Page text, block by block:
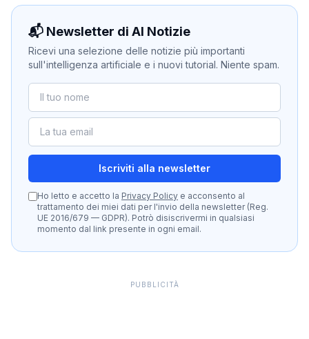
📬 Newsletter di AI Notizie
Ricevi una selezione delle notizie più importanti
sull'intelligenza artificiale e i nuovi tutorial. Niente spam.
Iscriviti alla newsletter
Ho letto e accetto la Privacy Policy e acconsento al
trattamento dei miei dati per l'invio della newsletter (Reg.
UE 2016/679 — GDPR). Potrò disiscrivermi in qualsiasi
momento dal link presente in ogni email.
PUBBLICITÀ